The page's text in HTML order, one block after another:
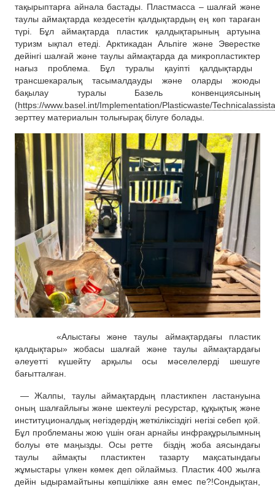
тақырыптарға айнала бастады. Пластмасса – шалғай және
таулы аймақтарда кездесетін қалдықтардың ең көп тараған
түрі. Бұл аймақтарда пластик қалдықтарының артуына
туризм ықпал етеді. Арктикадан Альпіге және Эверестке
дейінгі шалғай және таулы аймақтарда да микропластиктер
нағыз проблема
Бұл туралы қауіпті қалдықтарды
трансшекаралық тасымалдауды және оларды жоюды
бақылау туралы Базель конвенциясының
(https://www.basel.int/Implementation/Plasticwaste/
зерттеу материалын толығырақ білуге болады.
«Алыстағы және таулы аймақтардағы пластик
қалдықтары» жобасы шалғай және таулы аймақтардағы
әлеуетті күшейту арқылы осы мәселелерді шешуге
бағытталған.
— Жалпы, таулы аймақтардың пластикпен ластануына
оның шалғайлығы және шектеулі ресурстар, құқықтық және
институционалдық негіздердің жеткіліксіздігі негізісебеп қой.
Бұл проблеманы жою үшін оған арнайы инфрақұрылымның
болуы өте маңызды. Осы ретте біздің жоба аясындағы
таулы аймақты пластиктен тазартумақсатындағы
жұмыстары үлкен көмек деп ойлаймыз. Пластик 400 жылға
дейін ыдырамайтыны көпшілікке аян емес пе?!Сондықтан,